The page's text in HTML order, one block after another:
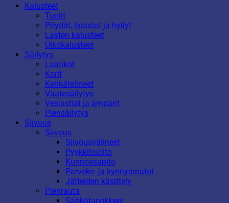
Kalusteet
Tuolit
Pöydät, lipastot ja hyllyt
Lasten kalusteet
Ulkokalusteet
Säilytys
Laatikot
Korit
Kenkätelineet
Vaatesäilytys
Vesiastiat ja ämpärit
Piensäilytys
Siivous
Siivous
Siivousvälineet
Pyykkihuolto
Kunnossapito
Parveke- ja kynnysmatot
Jätteiden käsittely
Pienrauta
Sähkötarvikkeet